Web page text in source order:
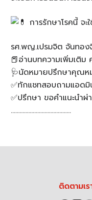
การรักษาโรคนี้ จ
รศ.พญ.เปรมจิต จันทอง
📕อ่านบทความเพิ่มเติ
🩺นัดหมายปรึกษาคุณ
✅ทักแชทสอบถามแอ
✅ปรึกษา ขอคำแนะน
…………………………………..
ติดตามเร